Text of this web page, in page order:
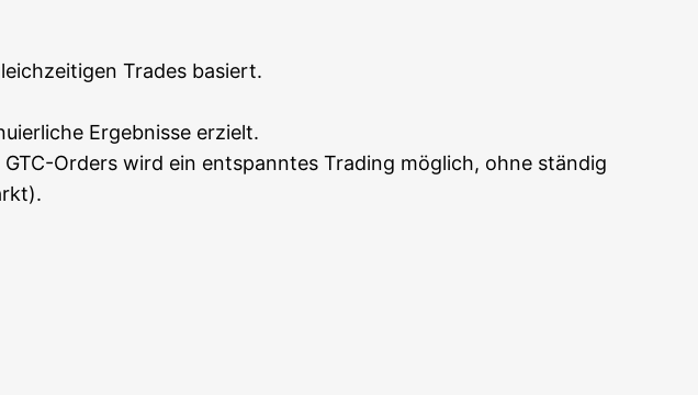
Trades basiert.
Ergeb­nis­se erzielt.
Orders wird ein ent­spann­tes Tra­ding mög­lich, ohne stän­dig